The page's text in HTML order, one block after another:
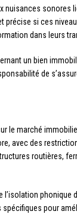
sonores
si ces
dans leurs
un bien
de
le marché
avec des
routières,
phonique
pour